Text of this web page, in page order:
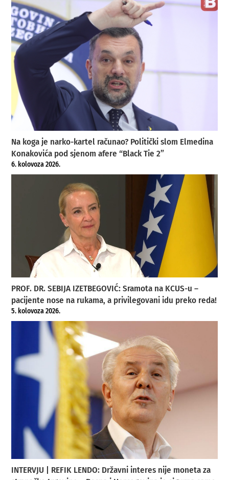
Na koga je narko-kartel računao? Politički slom Elmedina
Konakovića pod sjenom afere “Black Tie 2”
6. kolovoza 2026.
PROF. DR. SEBIJA IZETBEGOVIĆ: Sramota na KCUS-u –
pacijente nose na rukama, a privilegovani idu preko reda!
5. kolovoza 2026.
INTERVJU | REFIK LENDO: Državni interes nije moneta za